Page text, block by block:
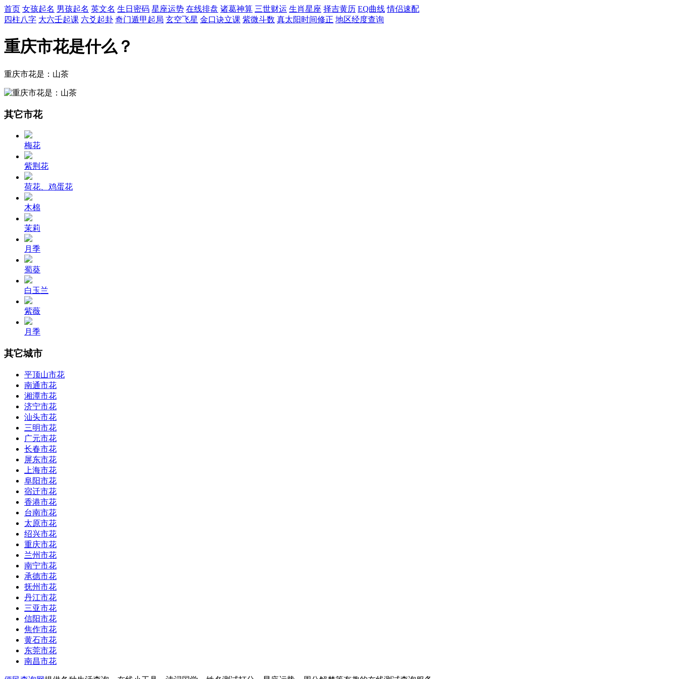
首页 女孩起名 男孩起名 英文名 生日密码 星座运势 在线排盘 诸葛神算 三世财运 生肖星座 择吉黄历 EQ曲线 情侣速配
四柱八字 大六壬起课 六爻起卦 奇门遁甲起局 玄空飞星 金口诀立课 紫微斗数 真太阳时间修正 地区经度查询
重庆市花是什么？
重庆市花是：山茶
其它市花
梅花
紫荆花
荷花、鸡蛋花
木棉
茉莉
月季
蜀葵
白玉兰
紫薇
月季
其它城市
平顶山市花
南通市花
湘潭市花
济宁市花
汕头市花
三明市花
广元市花
长春市花
屏东市花
上海市花
阜阳市花
宿迁市花
香港市花
台南市花
太原市花
绍兴市花
重庆市花
兰州市花
南宁市花
承德市花
抚州市花
丹江市花
三亚市花
信阳市花
焦作市花
黄石市花
东莞市花
南昌市花